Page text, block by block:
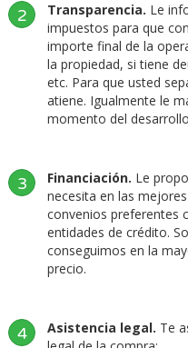
2 Transparencia. Le
impuestos para que
importe final de la
la propiedad, si tiene
etc. Para que usted
atiene. Igualmente le
momento del
3 Financiación. Le
necesita en las
convenios preferentes
entidades de crédito.
conseguimos en la
precio.
4 Asistencia legal. Te